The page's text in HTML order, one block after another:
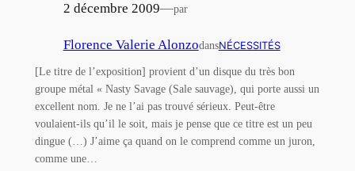
2 décembre 2009—par
Florence Valerie AlonzodansNÉCESSITÉS
[Le titre de l’exposition] provient d’un disque du très bon
groupe métal « Nasty Savage (Sale sauvage), qui porte aussi un
excellent nom. Je ne l’ai pas trouvé sérieux. Peut-être
voulaient-ils qu’il le soit, mais je pense que ce titre est un peu
dingue (…) J’aime ça quand on le comprend comme un juron,
comme une…